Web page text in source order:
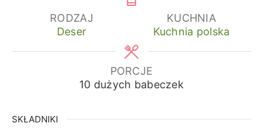
RODZAJ
Deser
KUCHNIA
Kuchnia polska
PORCJE
10 dużych babeczek
SKŁADNIKI